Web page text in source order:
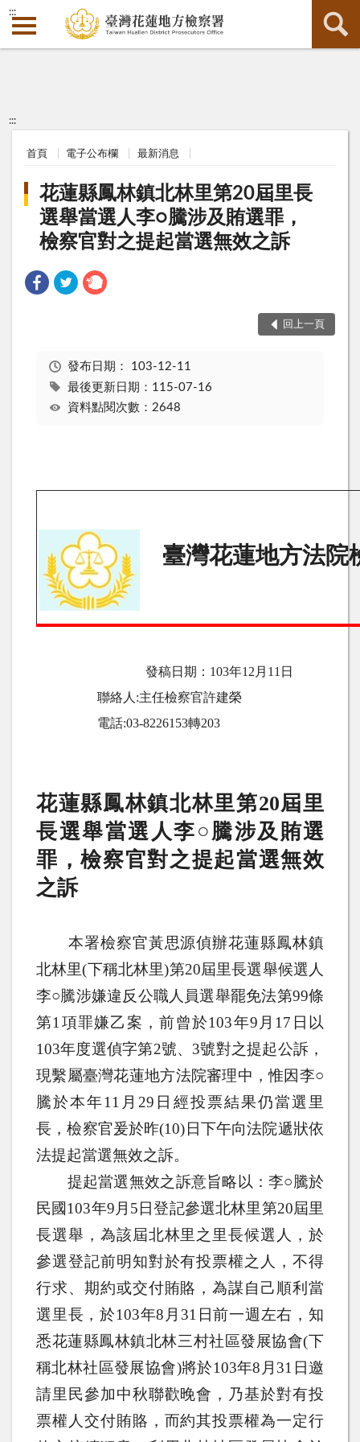
:::
:::
首頁 電子公布欄 最新消息
花蓮縣鳳林鎮北林里第20屆里長
選舉當選人李○騰涉及賄選罪，
檢察官對之提起當選無效之訴
回上一頁
發布日期： 103-12-11
最後更新日期：115-07-16
資料點閱次數：2648
臺灣花蓮地方法院
發稿日期： 103年12月11日
聯絡人 :主任檢察官許建榮
電話:03-8226153轉203
花蓮縣鳳林鎮北林里第20屆里
長選舉當選人李○騰涉及賄選
罪，檢察官對之提起當選無效
之訴
本署檢察官黃思源偵辦花蓮縣鳳林鎮
北林里(下稱北林里)第20屆里長選舉候選人
李○騰涉嫌違反公職人員選舉罷免法第99條
第1 項罪嫌乙案，前曾於103年9 月 17 日以
103年度選偵字第2號、 3號對之提起公訴，
現繫屬臺灣花蓮地方法院審理中，惟因李○
騰於本年11 月 29 日經投票結果仍當選里
長，檢察官爰於昨(10)日下午向法院遞狀依
法提起當選無效之訴。
提起當選無效之訴意旨略以：李○騰於
民國103年9 月 5日登記參選北林里第20屆里
長選舉，為該屆北林里之里長候選人，於
參選登記前明知對於有投票權之人，不得
行求、期約或交付賄賂，為謀自己順利當
選里長，於103年8 月 31 日前一週左右，知
悉花蓮縣鳳林鎮北林三村社區發展協會(下
稱北林社區發展協會)將於103年8 月 31 日邀
請里民參加中秋聯歡晚會，乃基於對有投
票權人交付賄賂，而約其投票權為一定行